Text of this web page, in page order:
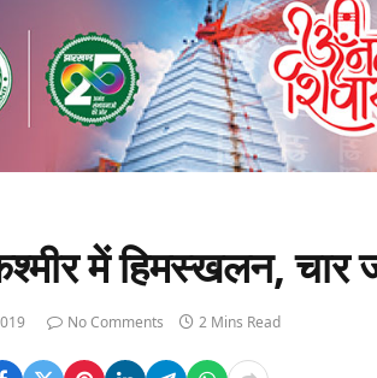
में हिमस्खलन, चार
No Comments 2 Mins Read